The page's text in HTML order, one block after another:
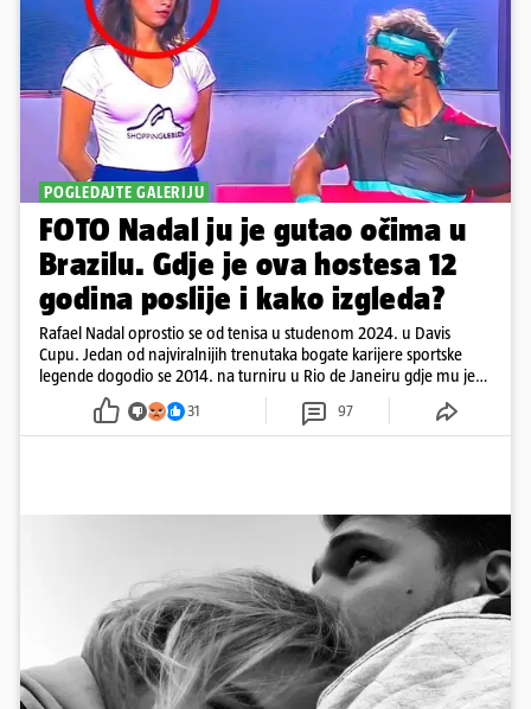
POGLEDAJTE GALERIJU
FOTO Nadal ju je gutao očima u
Brazilu. Gdje je ova hostesa 12
godina poslije i kako izgleda?
Rafael Nadal oprostio se od tenisa u studenom 2024. u Davis
Cupu. Jedan od najviralnijih trenutaka bogate karijere sportske
legende dogodio se 2014. na turniru u Rio de Janeiru gdje mu je
pažnju odvlačila ljepotica iza klupe
31 97